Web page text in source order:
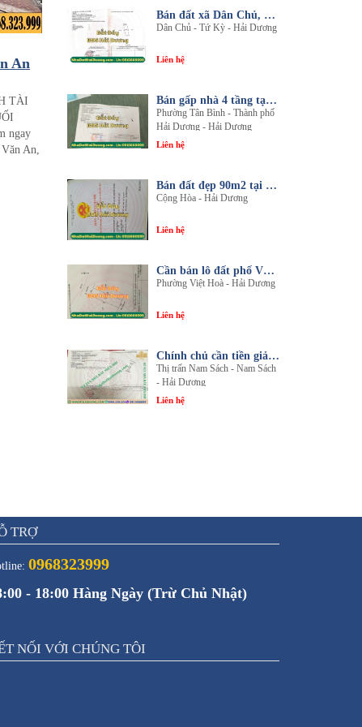
An
TÀI
ngay
An,
Bán đất xã Dân Chủ, Tứ Kỳ, Hải Dương - Diện tích 214m2 - Mặt tiền 8.5m - nhadathaiduong.com
Dân Chủ - Tứ Kỳ - Hải Dương
Liên hệ
Bán gấp nhà 4 tầng tại khu đô thị An Phú 2 - Nội thất gỗ lim sang trọng
Phường Tân Bình - Thành phố
Hải Dương - Hải Dương
Liên hệ
Bán đất đẹp 90m2 tại thôn An Điền, xã Cộng Hòa, huyện Nam Sách, tỉnh Hải Dương
Cộng Hòa - Hải Dương
Liên hệ
Cần bán lô đất phố Văn, phường Việt Hòa, thành phố Hải Dương
Phường Việt Hoà - Hải Dương
Liên hệ
Chính chủ cần tiền giải quyết công việc bán gấp 1 trong 3 lô đất sổ đỏ chính chủ
Thị trấn Nam Sách - Nam Sách
- Hải Dương
Liên hệ
TRỢ
0968323999
- 18:00 Hàng Ngày (Trừ Chủ Nhật)
NỐI VỚI CHÚNG TÔI